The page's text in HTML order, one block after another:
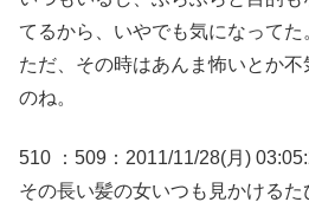
てるから、いやでも気になってた
ただ、その時はあんま怖いとか
のね。
510 ：509：2011/11/28(月)
その長い髪の女いつも見かけるた